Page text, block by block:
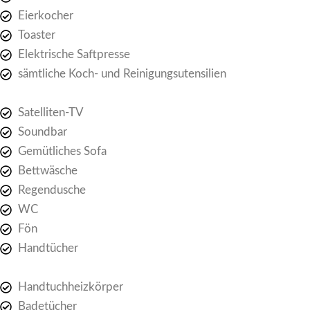
Eierkocher
Toaster
Elektrische Saftpresse
sämtliche Koch- und Reinigungsutensilien
Satelliten-TV
Soundbar
Gemütliches Sofa
Bettwäsche
Regendusche
WC
Fön
Handtücher
Handtuchheizkörper
Badetücher